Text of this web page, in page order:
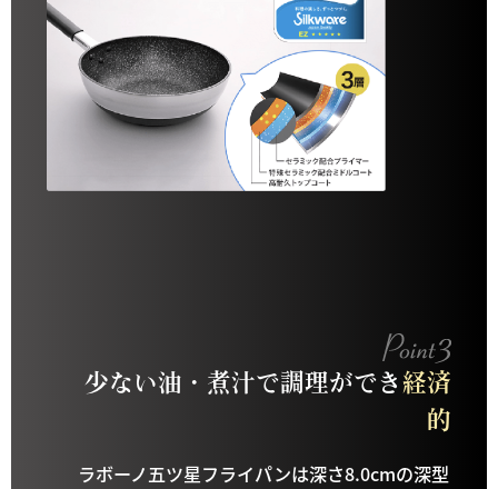
少ない油・煮汁で調理ができ 経済
的
ラボーノ五ツ星フライパンは深さ8.0cmの深型